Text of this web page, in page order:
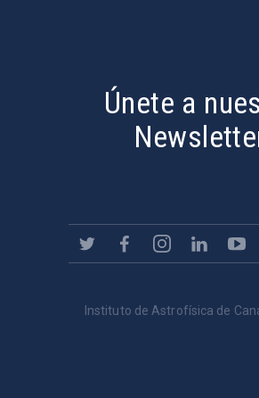
Únete a
Instituto de Astrofísica de